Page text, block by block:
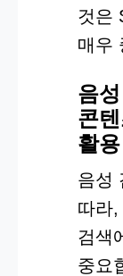
것은
매우
음
콘
활용
음성
따라,
검색
중요